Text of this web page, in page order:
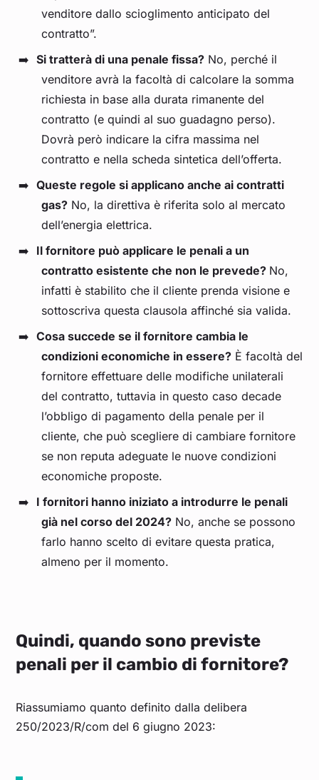
venditore dallo scioglimento anticipato del
contratto”.
Si tratterà di una penale fissa? No, perché il
venditore avrà la facoltà di calcolare la somma
richiesta in base alla durata rimanente del
contratto (e quindi al suo guadagno perso).
Dovrà però indicare la cifra massima nel
contratto e nella scheda sintetica dell’offerta.
Queste regole si applicano anche ai contratti
gas? No, la direttiva è riferita solo al mercato
dell’energia elettrica.
Il fornitore può applicare le penali a un
contratto esistente che non le prevede? No,
infatti è stabilito che il cliente prenda visione e
sottoscriva questa clausola affinché sia valida.
Cosa succede se il fornitore cambia le
condizioni economiche in essere? È facoltà del
fornitore effettuare delle modifiche unilaterali
del contratto, tuttavia in questo caso decade
l’obbligo di pagamento della penale per il
cliente, che può scegliere di cambiare fornitore
se non reputa adeguate le nuove condizioni
economiche proposte.
I fornitori hanno iniziato a introdurre le penali
già nel corso del 2024? No, anche se possono
farlo hanno scelto di evitare questa pratica,
almeno per il momento.
Quindi, quando sono previste
penali per il cambio di fornitore?
Riassumiamo quanto definito dalla delibera
250/2023/R/com del 6 giugno 2023: